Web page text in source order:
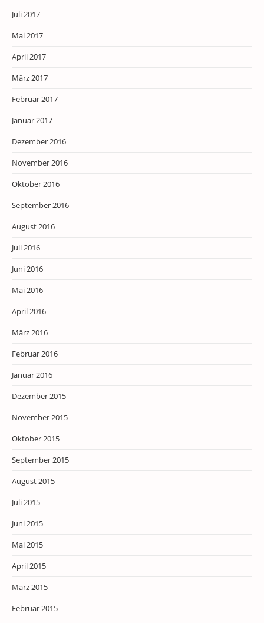
Juli 2017
Mai 2017
April 2017
März 2017
Februar 2017
Januar 2017
Dezember 2016
November 2016
Oktober 2016
September 2016
August 2016
Juli 2016
Juni 2016
Mai 2016
April 2016
März 2016
Februar 2016
Januar 2016
Dezember 2015
November 2015
Oktober 2015
September 2015
August 2015
Juli 2015
Juni 2015
Mai 2015
April 2015
März 2015
Februar 2015